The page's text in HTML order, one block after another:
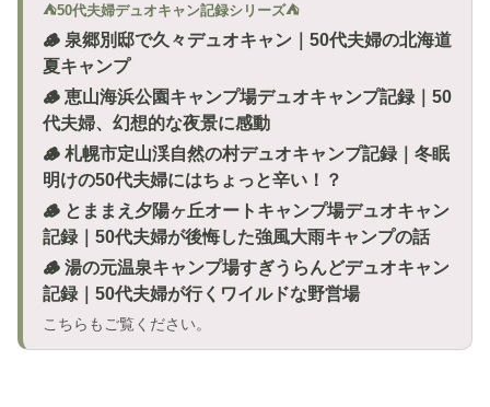
⛺50代夫婦デュオキャン記録シリーズ⛺
🪵 泉郷別邸で久々デュオキャン｜50代夫婦の北海道
夏キャンプ
🪵 恵山海浜公園キャンプ場デュオキャンプ記録｜50
代夫婦、幻想的な夜景に感動
🪵 札幌市定山渓自然の村デュオキャンプ記録｜冬眠
明けの50代夫婦にはちょっと辛い！？
🪵 とままえ夕陽ヶ丘オートキャンプ場デュオキャン
記録｜50代夫婦が後悔した強風大雨キャンプの話
🪵 湯の元温泉キャンプ場すぎうらんどデュオキャン
記録｜50代夫婦が行くワイルドな野営場
こちらもご覧ください。